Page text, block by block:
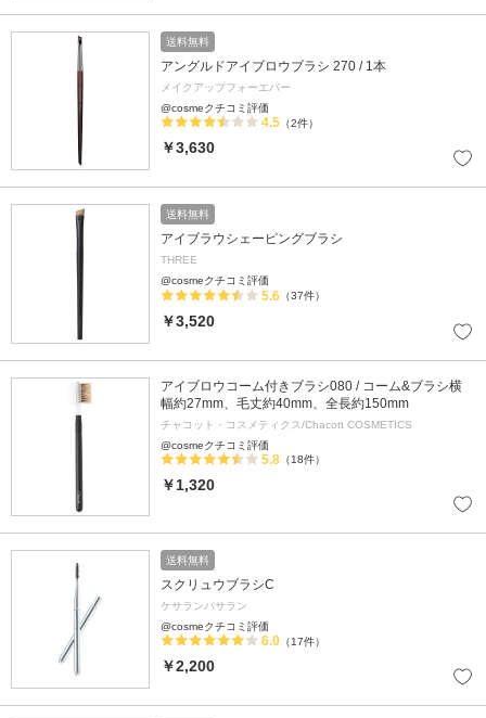
送料無料
アングルドアイブロウブラシ 270 / 1本
メイクアップフォーエバー
@cosmeクチコミ評価
4.5 （2件）
￥3,630
送料無料
アイブラウシェーピングブラシ
THREE
@cosmeクチコミ評価
5.6 （37件）
￥3,520
アイブロウコーム付きブラシ080 / コーム&ブラシ横
幅約27mm、毛丈約40mm、全長約150mm
チャコット・コスメティクス/Chacott COSMETICS
@cosmeクチコミ評価
5.8 （18件）
￥1,320
送料無料
スクリュウブラシC
ケサランパサラン
@cosmeクチコミ評価
6.0 （17件）
￥2,200